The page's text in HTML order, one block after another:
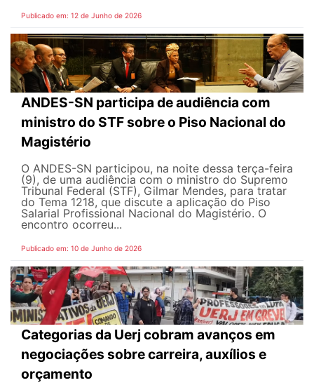
Publicado em: 12 de Junho de 2026
ANDES-SN participa de audiência com
ministro do STF sobre o Piso Nacional do
Magistério
O ANDES-SN participou, na noite dessa terça-feira
(9), de uma audiência com o ministro do Supremo
Tribunal Federal (STF), Gilmar Mendes, para tratar
do Tema 1218, que discute a aplicação do Piso
Salarial Profissional Nacional do Magistério. O
encontro ocorreu...
Publicado em: 10 de Junho de 2026
Categorias da Uerj cobram avanços em
negociações sobre carreira, auxílios e
orçamento